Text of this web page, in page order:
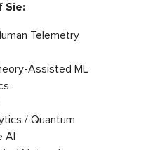
Sie:
Telemetry
Assisted ML
/ Quantum
AI